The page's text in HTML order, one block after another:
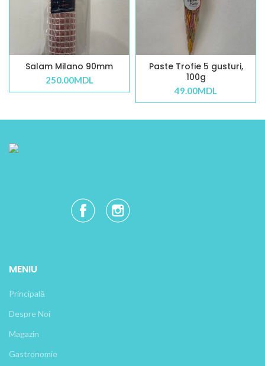
Salam Milano 90mm
250.00MDL
Paste Trofie 5 gusturi,
100g
49.00MDL
MENIU
Principală
Despre Noi
Magazin
Gastronomie